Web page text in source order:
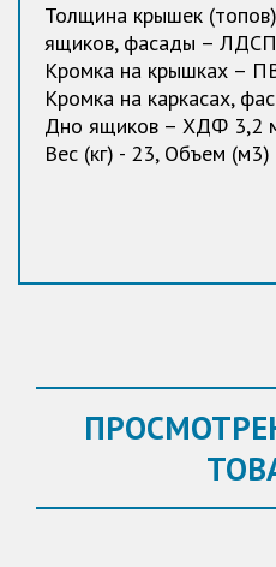
Толщина крышек
ящиков, фасады –
Кромка на крышках –
Кромка на каркасах,
Дно ящиков – ХДФ 3,2
Вес (кг) - 23, Объем